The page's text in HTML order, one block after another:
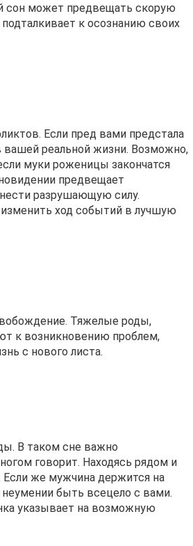
сон может предвещать скорую
к осознанию своих
Если пред вами предстала
вашей реальной жизни. Возможно,
муки роженицы закончатся
предвещает
разрушающую силу.
ход событий в лучшую
Тяжелые роды,
к возникновению проблем,
с нового листа.
В таком сне важно
говорит. Находясь рядом и
Если же мужчина держится на
быть всецело с вами.
указывает на возможную